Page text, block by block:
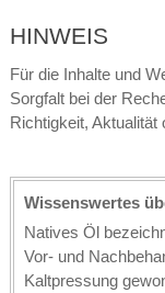
HINWEIS
Für die Inhalte und
Sorgfalt bei der
Richtigkeit, Aktualität
Wissenswertes
Natives Öl
Vor- und
Kaltpressung